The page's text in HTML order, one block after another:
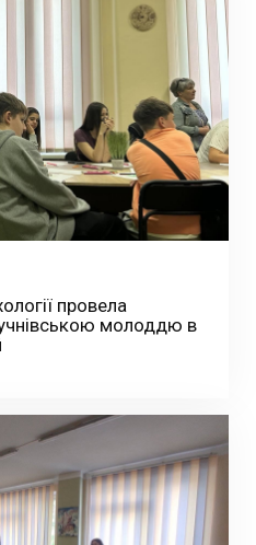
провела
учнівською молоддю в